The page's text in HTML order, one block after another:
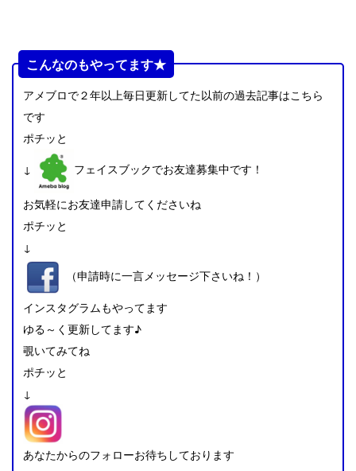
こんなのもやってます★
アメブロで２年以上毎日更新してた以前の過去記事はこちら
です
ポチッと
↓
フェイスブックでお友達募集中です！
お気軽にお友達申請してくださいね
ポチッと
↓
（申請時に一言メッセージ下さいね！）
インスタグラムもやってます
ゆる～く更新してます♪
覗いてみてね
ポチッと
↓
あなたからのフォローお待ちしております